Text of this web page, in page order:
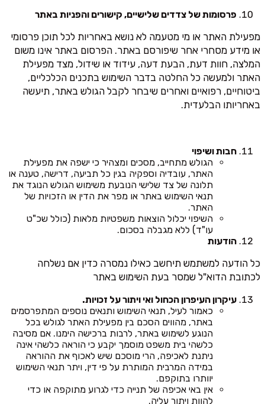
פרסומות של צדדים שלישיים, קישורים והפניות באתר
מפעילת האתר או מי מטעמה לא נושא באחריות לכל תוכן פרסומי
או מידע מסחרי אחר שיפורסם באתר. הפרסום באתר אינו משום
המלצה, חוות דעת, הבעת דעה, עידוד או שידול, מצד מפעילת
האתר ולמעשה כל החלטה בדבר השימוש בתכנים הכלכליים,
ביטוחיים, רפואיים ואחרים שיבחר לקבל הגולש באתר, תיעשה
באחריותו הבלעדית.
חבות ושיפוי
הגולש מתחייב, מסכים ומצהיר כי ישפה את מפעילת
האתר, עובדיה וספקיה בגין כל תביעה, דרישה, טענה או
תלונה של צד שלישי הנובעת משימוש הגולש הנוגד את
תנאי השימוש באתר או מפר את הדין או הזכויות של
האתר.
השיפוי יכלול הוצאות משפטיות מלאות (כולל שכ"ט
עו"ד) ללא מגבלה בסכום.
הודעות
כל הודעה למשתמש תיחשב כאילו נמסרה כדין אם נשלחה
לכתובת הדוא"ל שמסר בעת השימוש באתר
עיקרון העיפרון הכחול ואי ויתור על זכויות.
כאמור לעיל, תנאי השימוש ותנאים נוספים המתפרסמים
באתר, מהווים הסכם בין מפעילת האתר לגולש בכל
הנוגע לשימוש באתר, לרבות ברכישה הימנו. אם מסיבה
כלשהי בית משפט מוסמך יקבע כי הוראה כלשהי אינה
ניתנת לאכיפה, הרי מוסכם שיש לאכוף את ההוראה
במידה המרבית המותרת על פי דין, ויתר תנאי השימוש
יוותרו בתוקפם.
אין באי אכיפה של תנייה כדי לגרוע מתוקפה או כדי
להוות ויתור עליה.